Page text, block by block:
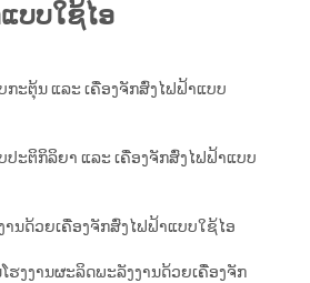
ບບໃຊ້ໄອ
ກະຕຸ້ນ ແລະ ເຄື່ອງຈັກສົ່ງໄຟຟ້າແບບ
ປະຕິກິລິຍາ ແລະ ເຄື່ອງຈັກສົ່ງໄຟຟ້າແບບ
ານດ້ວຍເຄື່ອງຈັກສົ່ງໄຟຟ້າແບບໃຊ້ໄອ
ຮງງານຜະລິດພະລັງງານດ້ວຍເຄື່ອງຈັກ